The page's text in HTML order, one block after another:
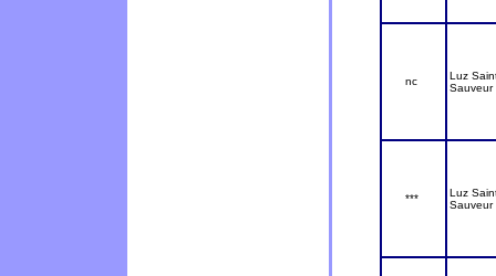
nc
Luz
Sauveur
***
Luz
Sauveur